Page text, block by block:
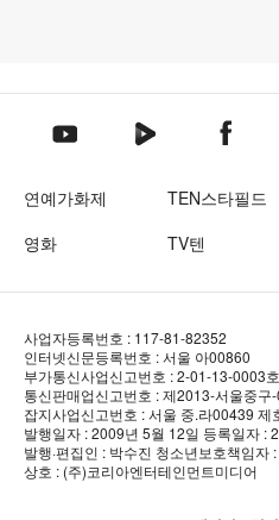
텐아시아 유튜브텐아시아 네이버TV
텐아시
연예가화제 TEN스타필드
영화
TV텐
사업자등록번호 : 117-81-82352
인터넷신문등록번호 : 서울 아00860
부가통신사업신고번호 : 2-01-13-0003호
통신판매업신고번호 : 제2013-서울중구
잡지사업신고번호 : 서울 중.라00439 제
발행일자 : 2009년 5월 12일 등록일자 :
발행·편집인 : 박수진 청소년보호책임자
상호 : (주)코리아엔터테인먼트미디어